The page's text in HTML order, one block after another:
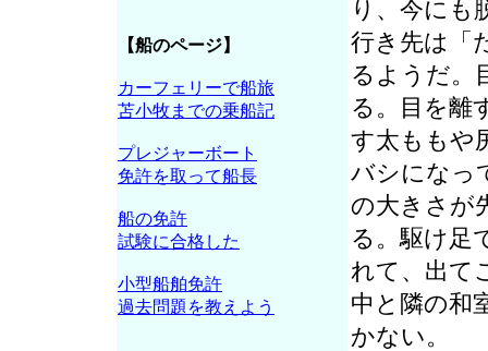
り、今にも
行き先は「
るようだ。
る。目を離
す太ももや
バシになっ
の大きさが
る。駆け足
れて、出て
中と隣の和
かない。
【船のページ】
カーフェリーで船旅
苫小牧までの乗船記
プレジャーボート
免許を取って船長
船の免許
試験に合格した
小型船舶免許
過去問題を教えよう